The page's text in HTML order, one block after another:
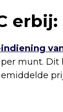
indiening
per munt.